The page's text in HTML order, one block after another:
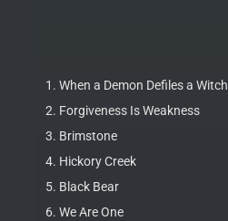
1. When a Demon Defiles a Witch
2. Forgiveness Is Weakness
3. Brimstone
4. Hickory Creek
5. Black Bear
6. We Are One